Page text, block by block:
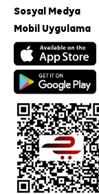
Sosyal Medya
Mobil Uygulama